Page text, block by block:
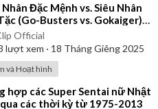
Nhân Đặc Mệnh vs. Siêu Nhân
(Go-Busters vs. Gokaiger) |
Official
lượt xem · 18 Tháng Giêng 2025
và Hoạt hình
hợp các Super Sentai nữ Nhật
qua các thời kỳ từ 1975-2013